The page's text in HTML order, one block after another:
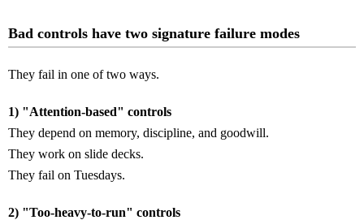
Bad controls have two signature failure modes
They fail in one of two ways.
1) "Attention-based" controls
They depend on memory, discipline, and goodwill.
They work on slide decks.
They fail on Tuesdays.
2) "Too-heavy-to-run" controls